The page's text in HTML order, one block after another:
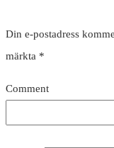
Din e-postadress
märkta *
Comment